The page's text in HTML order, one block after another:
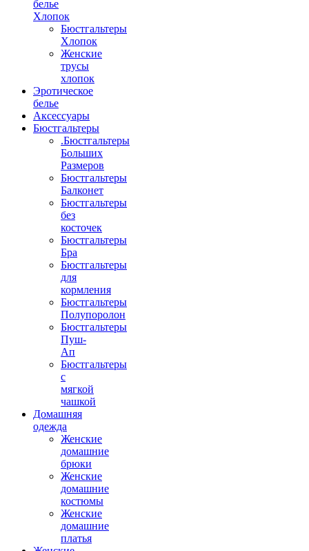
белье
Хлопок
Бюстгальтеры
Хлопок
Женские
трусы
хлопок
Эротическое
белье
Аксессуары
Бюстгальтеры
.Бюстгальтеры
Больших
Размеров
Бюстгальтеры
Балконет
Бюстгальтеры
без
косточек
Бюстгальтеры
Бра
Бюстгальтеры
для
кормления
Бюстгальтеры
Полупоролон
Бюстгальтеры
Пуш-
Ап
Бюстгальтеры
с
мягкой
чашкой
Домашняя
одежда
Женские
домашние
брюки
Женские
домашние
костюмы
Женские
домашние
платья